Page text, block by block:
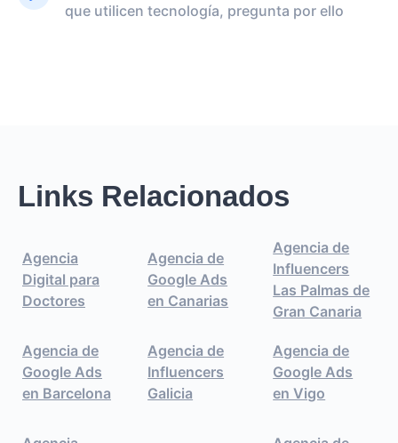
que utilicen tecnología, pregunta por ello
Links Relacionados
Agencia
Digital para
Doctores
Agencia de
Google Ads
en Canarias
Agencia de
Influencers
Las Palmas de
Gran Canaria
Agencia de
Google Ads
en Barcelona
Agencia de
Influencers
Galicia
Agencia de
Google Ads
en Vigo